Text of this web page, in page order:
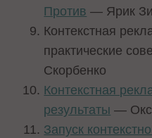
Против — Ярик
Контекстная
практические
Скорбенко
Контекстная
результаты —
Запуск